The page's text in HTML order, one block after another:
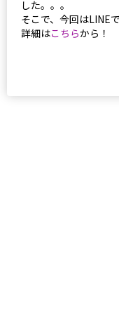
した。。。
そこで、今回はLINE
詳細はこちらから！